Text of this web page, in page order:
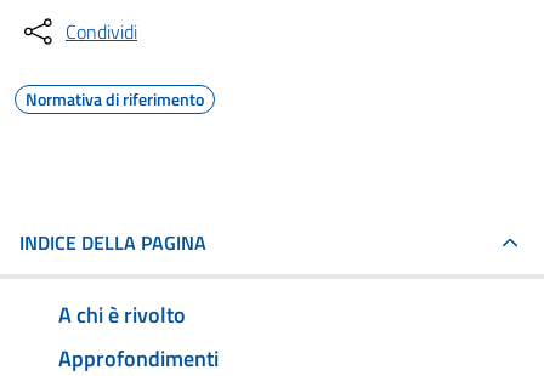
Condividi
Normativa di riferimento
INDICE DELLA PAGINA
A chi è rivolto
Approfondimenti